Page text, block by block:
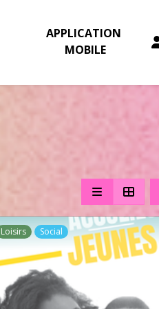
APPLICATION
MOBILE
Loisirs Social